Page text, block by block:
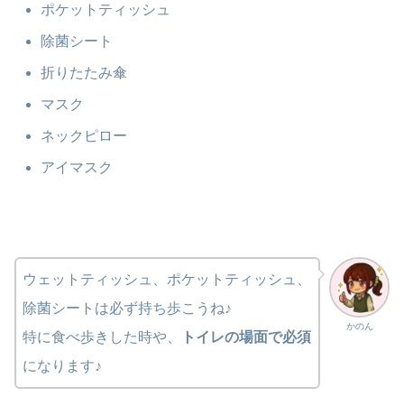
ポケットティッシュ
除菌シート
折りたたみ傘
マスク
ネックピロー
アイマスク
かのん
ウェットティッシュ、ポケットティッシュ、
除菌シートは必ず持ち歩こうね♪
特に食べ歩きした時や、
トイレの場面で必須
になります♪